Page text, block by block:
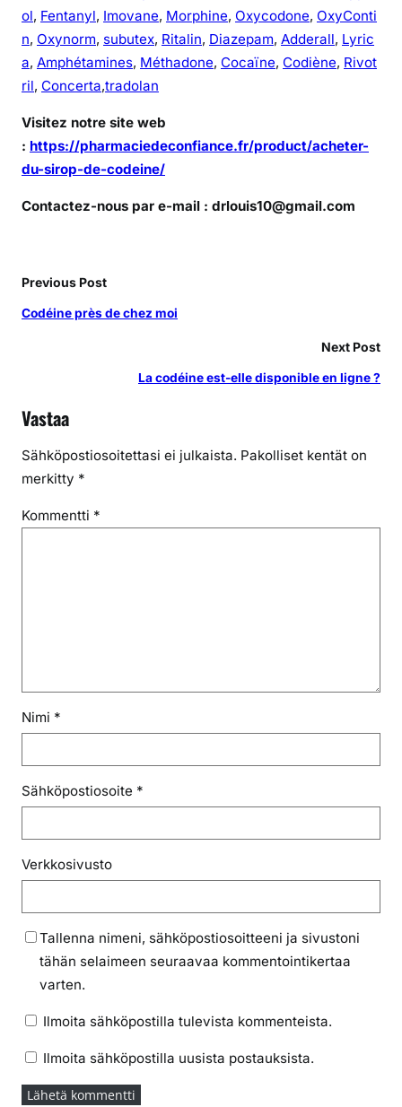
ol, Fentanyl, Imovane, Morphine, Oxycodone, OxyConti
n, Oxynorm, subutex, Ritalin, Diazepam, Adderall, Lyric
a, Amphétamines, Méthadone, Cocaïne, Codiène, Rivot
ril, Concerta,tradolan
Visitez notre site web
: https://pharmaciedeconfiance.fr/product/acheter-
du-sirop-de-codeine/
Contactez-nous par e-mail : drlouis10@gmail.com
Previous Post
Codéine près de chez moi
Next Post
La codéine est-elle disponible en ligne ?
Vastaa
Sähköpostiosoitettasi ei julkaista. Pakolliset kentät on
merkitty *
Kommentti *
Nimi *
Sähköpostiosoite *
Verkkosivusto
Tallenna nimeni, sähköpostiosoitteeni ja sivustoni
tähän selaimeen seuraavaa kommentointikertaa
varten.
Ilmoita sähköpostilla tulevista kommenteista.
Ilmoita sähköpostilla uusista postauksista.